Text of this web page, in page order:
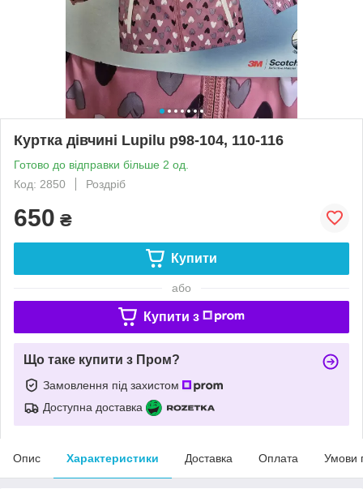
Куртка дівчині Lupilu р98-104, 110-116
Готово до відправки більше 2 од.
Код: 2850
Роздріб
650 ₴
Купити
або
Купити з
Що таке купити з Пром?
Замовлення під захистом
Доступна доставка
Опис Характеристики Доставка Оплата Умови